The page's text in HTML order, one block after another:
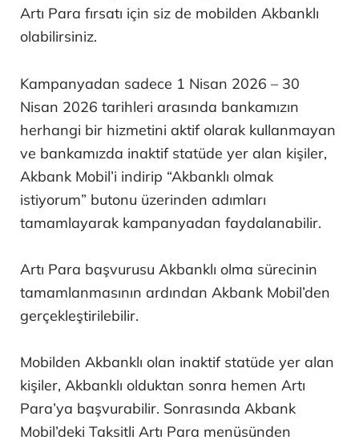
Artı Para fırsatı için siz de mobilden Akbanklı
olabilirsiniz.
Kampanyadan sadece 1 Nisan 2026 – 30
Nisan 2026 tarihleri arasında bankamızın
herhangi bir hizmetini aktif olarak kullanmayan
ve bankamızda inaktif statüde yer alan kişiler,
Akbank Mobil’i indirip “Akbanklı olmak
istiyorum” butonu üzerinden adımları
tamamlayarak kampanyadan faydalanabilir.
Artı Para başvurusu Akbanklı olma sürecinin
tamamlanmasının ardından Akbank Mobil’den
gerçekleştirilebilir.
Mobilden Akbanklı olan inaktif statüde yer alan
kişiler, Akbanklı olduktan sonra hemen Artı
Para’ya başvurabilir. Sonrasında Akbank
Mobil’deki Taksitli Artı Para menüsünden